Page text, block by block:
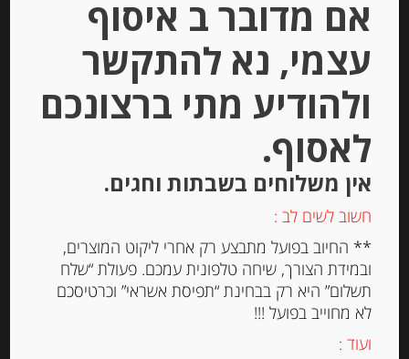
La Creme Payson Breton
-
₪15.00
מחיר ל 100 מ"ל : 7.50 ש"ח
אם מדובר ב איסוף
עצמי, נא להתקשר
ולהודיע מתי ברצונכם
לאסוף.
אין משלוחים בשבתות וחגים.
חשוב לשים לב :
** החיוב בפועל מתבצע רק אחרי ליקוט המוצרים,
ובמידת הצורך, שיחה טלפונית עמכם. פעולת “שלח
תשלום” היא רק בבחינת “תפיסת אשראי” וכרטיסכם
לא מחוייב בפועל !!!
ועוד :